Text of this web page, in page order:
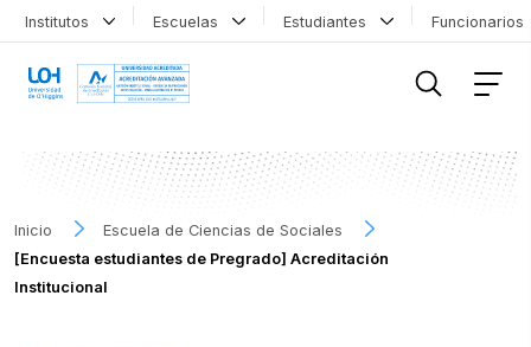
Institutos Escuelas Estudiantes
Inicio
Escuela de Ciencias de Sociales
[Encuesta estudiantes de Pregrado] Acreditación
Institucional